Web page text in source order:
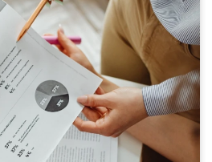
de dólares
Federico Leloir, el Premio Nobel
inventó la salsa golf en Mar del
de la picada argentina y